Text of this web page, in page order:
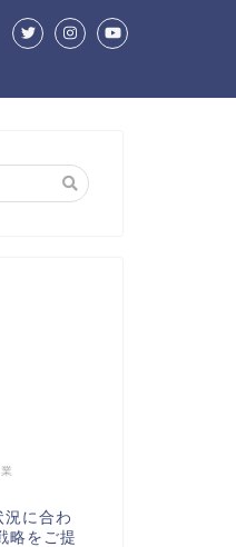
に合わ
略をご提